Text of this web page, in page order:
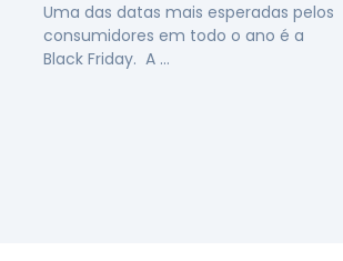
Uma das datas mais esperadas pelos
consumidores em todo o ano é a
Black Friday. A …